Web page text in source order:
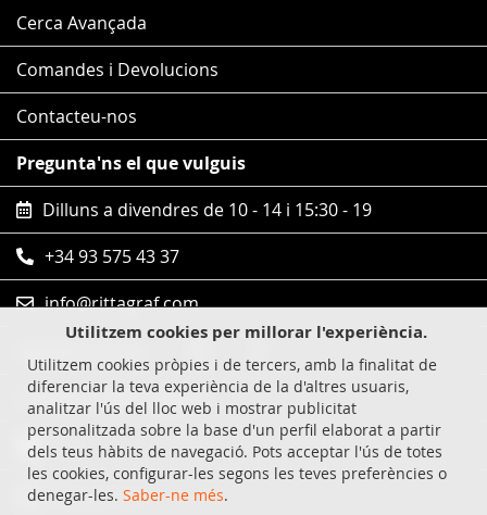
Utilitzem cookies per millorar l'experiència.
Utilitzem cookies pròpies i de tercers, amb la finalitat de
diferenciar la teva experiència de la d'altres usuaris,
analitzar l'ús del lloc web i mostrar publicitat
personalitzada sobre la base d'un perfil elaborat a partir
dels teus hàbits de navegació. Pots acceptar l'ús de totes
les cookies, configurar-les segons les teves preferències o
denegar-les. Saber-ne més.
Cerca Avançada
Comandes i Devolucions
Contacteu-nos
Pregunta'ns el que vulguis
Dilluns a divendres de 10 - 14 i 15:30 - 19
+34 93 575 43 37
info@rittagraf.com
Compres 100% segures
Visa
MasterCard